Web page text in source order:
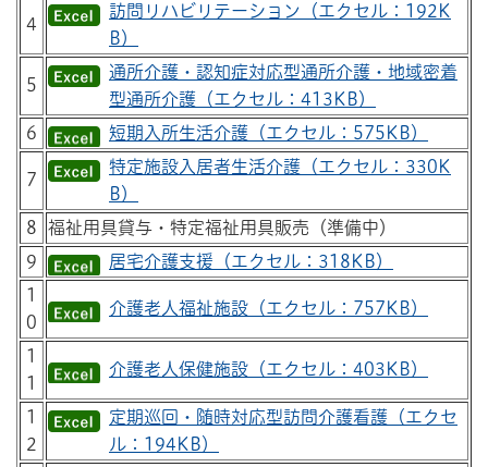
4
訪問リハビリテーション（エクセル：192K
B）
5
通所介護・認知症対応型通所介護・地域密着
型通所介護（エクセル：413KB）
6
短期入所生活介護（エクセル：575KB）
7
特定施設入居者生活介護（エクセル：330K
B）
8
福祉用具貸与・特定福祉用具販売（準備中）
9
居宅介護支援（エクセル：318KB）
1
0
介護老人福祉施設（エクセル：757KB）
1
1
介護老人保健施設（エクセル：403KB）
1
2
定期巡回・随時対応型訪問介護看護（エクセ
ル：194KB）